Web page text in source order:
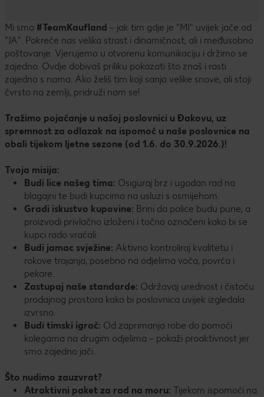
Mi smo #TeamKaufland – jak tim gdje je "MI" uvijek jače od
"JA". Pokreće nas velika strast i dinamičnost, ali i međusobno
poštovanje. Vjerujemo u otvorenu komunikaciju i držimo se
zajedno. Ovdje dobivaš priliku pokazati što znaš i rasti
zajedno s nama. Ako želiš tim koji sanja velike snove, ali stoji
čvrsto na zemlji, pridruži nam se!
Tražimo pojačanje u našoj poslovnici u Đakovu, uz
spremnost za odlazak na ispomoć u naše poslovnice na
obali tijekom ljetne sezone (od 1.6. do 30.9.2026.)!
Tvoja misija:
Budi lice našeg tima: Osiguraj brz i ugodan rad na
blagajni te budi kupcima na usluzi s osmijehom.
Gradi iskustvo kupovine: Brini da police budu pune, a
proizvodi privlačno izloženi i točno označeni kako bi se
kupci rado vraćali.
Budi jamac svježine: Aktivno kontroliraj kvalitetu i
rokove trajanja, posebno na odjelima voća, povrća i
pekare.
Zastupaj naše standarde: Održavaj urednost i čistoću
prodajnog prostora kako bi poslovnica uvijek izgledala
izvrsno.
Budi timski igrač: Od zaprimanja robe do pomoći
kolegama na drugim odjelima – pokaži proaktivnost jer
smo zajedno jači.
Što nudimo zauzvrat?
Atraktivni paket za rad na moru: Tijekom ispomoći na